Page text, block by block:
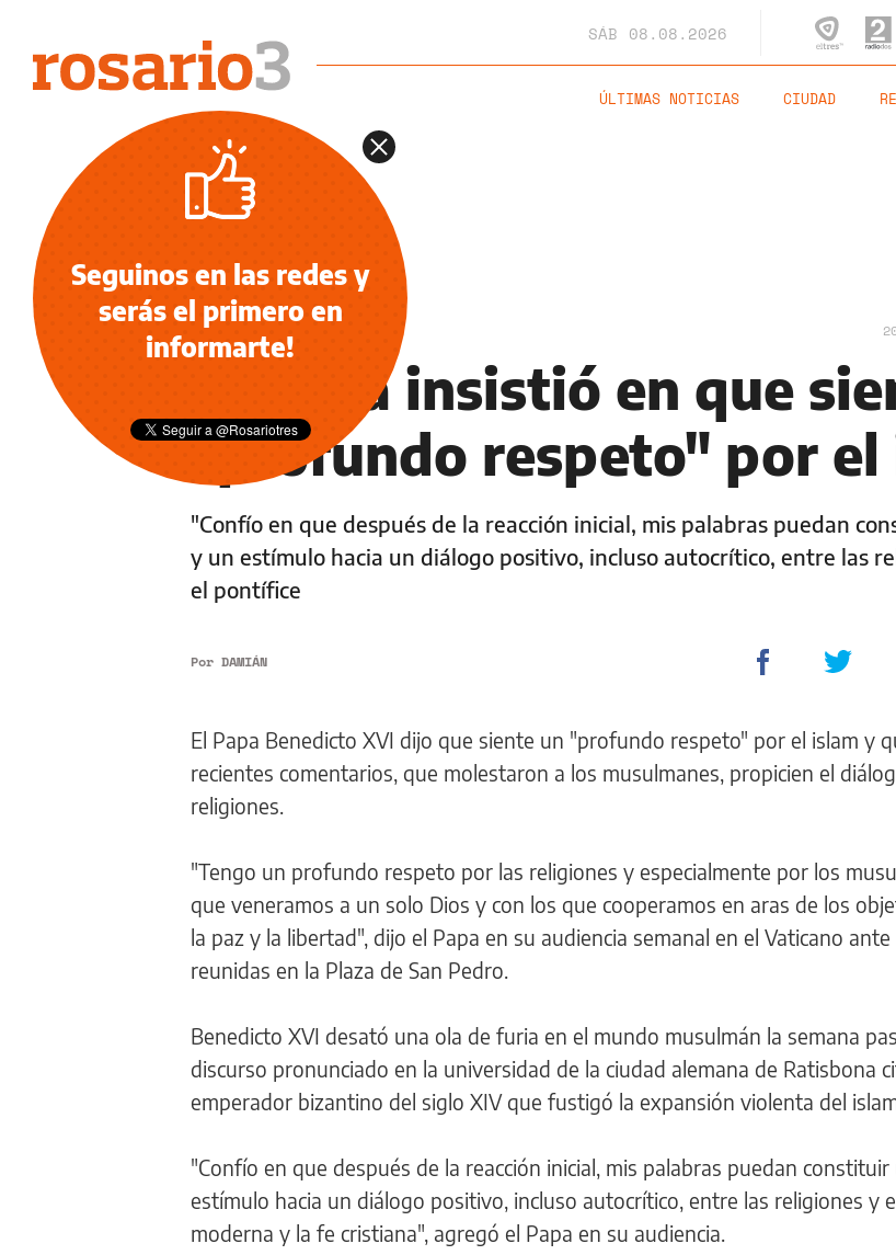
SÁB 08.08.2026
ÚLTIMAS NOTICIAS CIUDAD
NOTICIAS
El Papa insistió en que
"profundo respeto" por el
"Confío en que después de la reacción inicial, mis palabras puedan
y un estímulo hacia un diálogo positivo, incluso autocrítico, entre las
el pontífice
Por DAMIÁN
El Papa Benedicto XVI dijo que siente un "profundo respeto" por el islam y
recientes comentarios, que molestaron a los musulmanes, propicien el
religiones.
"Tengo un profundo respeto por las religiones y especialmente por los
que veneramos a un solo Dios y con los que cooperamos en aras de los
la paz y la libertad", dijo el Papa en su audiencia semanal en el Vaticano
reunidas en la Plaza de San Pedro.
Benedicto XVI desató una ola de furia en el mundo musulmán la semana
discurso pronunciado en la universidad de la ciudad alemana de Ratisbona
emperador bizantino del siglo XIV que fustigó la expansión violenta del
"Confío en que después de la reacción inicial, mis palabras puedan
estímulo hacia un diálogo positivo, incluso autocrítico, entre las religiones y
moderna y la fe cristiana", agregó el Papa en su audiencia.
Seguinos en las redes y
serás el primero en
informarte!